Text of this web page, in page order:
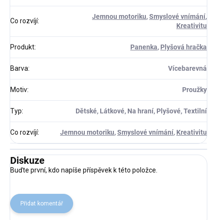
Co rozvíjí:
Jemnou motoriku,Smyslové vnímání,
Kreativitu
Produkt: Panenka, Plyšová hračka
Barva: Vícebarevná
Motiv: Proužky
Typ: Dětské, Látkové, Na hraní, Plyšové, Textilní
Co rozvíjí: Jemnou motoriku,Smyslové vnímání, Kreativitu
Diskuze
Buďte první, kdo napíše příspěvek k této položce.
Přidat komentář